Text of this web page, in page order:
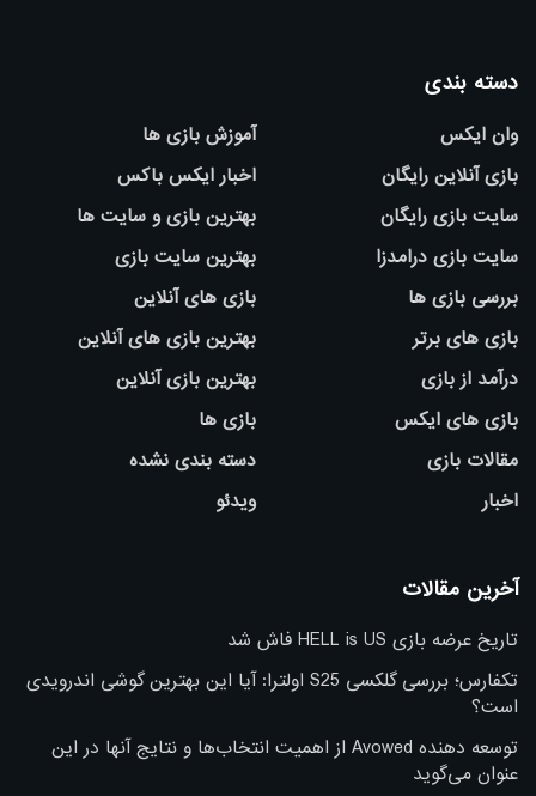
دسته بندی
وان ایکس
بازی آنلاین رایگان
سایت بازی رایگان
سایت بازی درامدزا
بررسی بازی ها
بازی های برتر
درآمد از بازی
بازی های ایکس
مقالات بازی
اخبار
آموزش بازی ها
اخبار ایکس باکس
بهترین بازی و سایت ها
بهترین سایت بازی
بازی های آنلاین
بهترین بازی های آنلاین
بهترین بازی آنلاین
بازی ها
دسته بندی نشده
ویدئو
آخرین مقالات
تاریخ عرضه بازی HELL is US فاش شد
تکفارس؛ بررسی گلکسی S25 اولترا: آیا این بهترین گوشی اندرویدی
است؟
توسعه دهنده Avowed از اهمیت انتخاب‌ها و نتایج آنها در این
عنوان می‌گوید